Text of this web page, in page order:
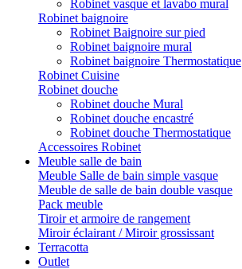
Robinet vasque et lavabo mural
Robinet baignoire
Robinet Baignoire sur pied
Robinet baignoire mural
Robinet baignoire Thermostatique
Robinet Cuisine
Robinet douche
Robinet douche Mural
Robinet douche encastré
Robinet douche Thermostatique
Accessoires Robinet
Meuble salle de bain
Meuble Salle de bain simple vasque
Meuble de salle de bain double vasque
Pack meuble
Tiroir et armoire de rangement
Miroir éclairant / Miroir grossissant
Terracotta
Outlet